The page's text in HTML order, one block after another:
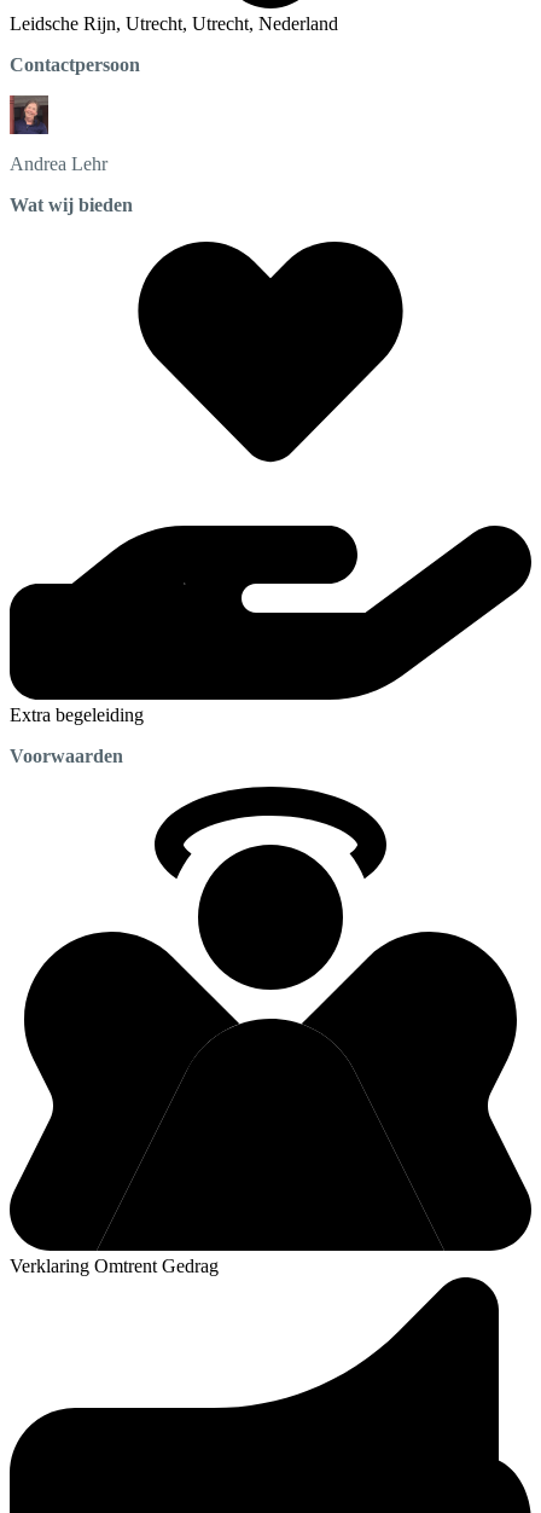
Leidsche Rijn, Utrecht, Utrecht, Nederland
Contactpersoon
Andrea Lehr
Wat wij bieden
Extra begeleiding
Voorwaarden
Verklaring Omtrent Gedrag